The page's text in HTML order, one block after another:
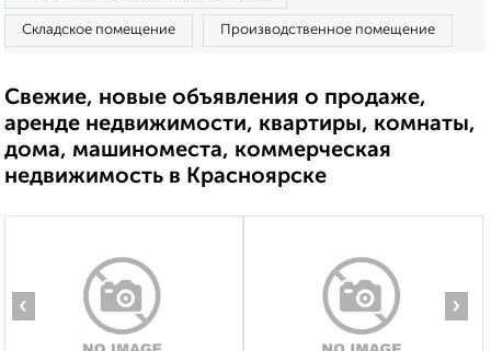
Складское помещение Производственное помещение
Свежие, новые объявления о продаже,
аренде недвижимости, квартиры, комнаты,
дома, машиноместа, коммерческая
недвижимость в Красноярске
‹ ›